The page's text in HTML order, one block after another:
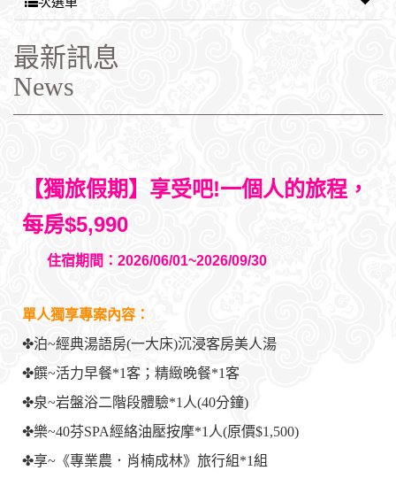
最新訊息
News
【獨旅假期】享受吧!一個人的旅程，
每房$5,990
住宿期間：2026/06/01~2026/09/30
單人獨享專案內容：
✤泊~經典湯語房(一大床)沉浸客房美人湯
✤饌~活力早餐*1客；精緻晚餐*1客
✤泉~岩盤浴二階段體驗*1人(40分鐘)
✤樂~40芬SPA經絡油壓按摩*1人(原價$1,500)
✤享~《專業農．肖楠成林》旅行組*1組